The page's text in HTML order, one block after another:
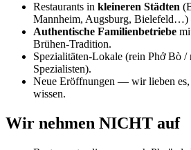
Restaurants in kleineren Städten
Mannheim, Augsburg,
Authentische Familienbetriebe
Brühen-Tradition.
Spezialitäten-Lokale (rein Phở Bò
Spezialisten).
Neue Eröffnungen — wir lieben
wissen.
Wir nehmen NICHT auf